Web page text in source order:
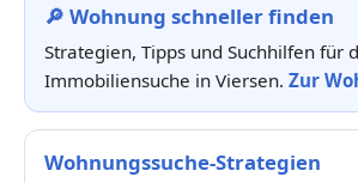
🔎 Wohnung schneller finden
Strategien, Tipps und Suchhilfen für
Immobiliensuche in Viersen. Zur
Wohnungssuche-Strategien